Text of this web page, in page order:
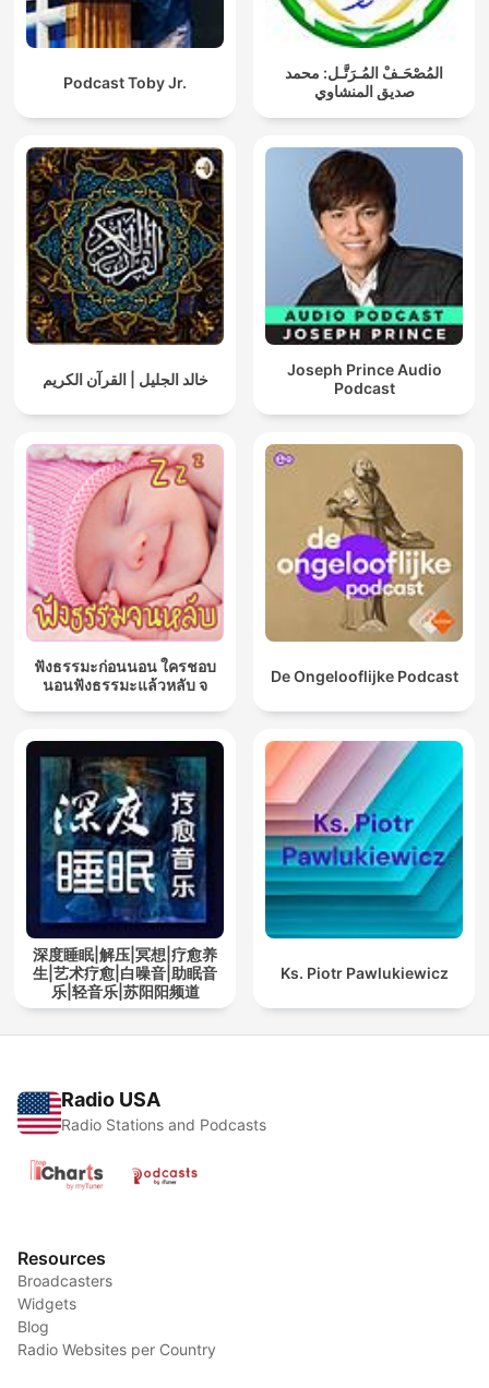
Podcast Toby Jr.
المُصْحَـفْ المُـرَتَّـل: محمد
صديق المنشاوي
خالد الجليل | القرآن الكريم
Joseph Prince Audio
Podcast
ฟังธรรมะก่อนนอน ใครชอบ
นอนฟังธรรมะแล้วหลับ จ
De Ongelooflijke Podcast
深度睡眠|解压|冥想|疗愈养
生|艺术疗愈|白噪音|助眠音
乐|轻音乐|苏阳阳频道
Ks. Piotr Pawlukiewicz
Radio USA
Radio Stations and Podcasts
Resources
Broadcasters
Widgets
Blog
Radio Websites per Country